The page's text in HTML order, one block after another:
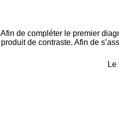
Afin de compléter le premier
produit de contraste. Afin de